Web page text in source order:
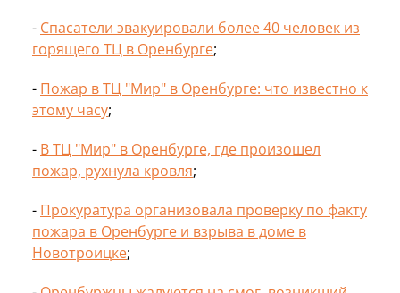
- Спасатели эвакуировали более 40 человек из
горящего ТЦ в Оренбурге;
- Пожар в ТЦ "Мир" в Оренбурге: что известно к
этому часу;
- В ТЦ "Мир" в Оренбурге, где произошел
пожар, рухнула кровля;
- Прокуратура организовала проверку по факту
пожара в Оренбурге и взрыва в доме в
Новотроицке;